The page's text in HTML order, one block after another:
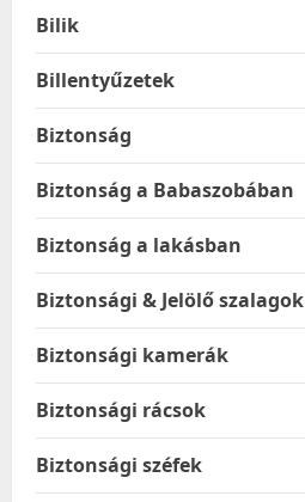
Bilik
Billentyűzetek
Biztonság
Biztonság a Babaszobában
Biztonság a lakásban
Biztonsági & Jelölő szalagok
Biztonsági kamerák
Biztonsági rácsok
Biztonsági széfek